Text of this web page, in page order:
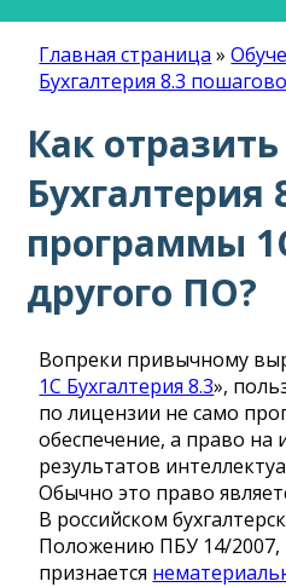
Главная страница »
Бухгалтерия 8.3 пошагово
Как
Бухгалтерия
программы
другого ПО?
Вопреки привычному
1С Бухгалтерия 8.3»,
по лицензии не само
обеспечение, а право на
результатов
Обычно это право
В российском
Положению ПБУ 14/2007,
признается